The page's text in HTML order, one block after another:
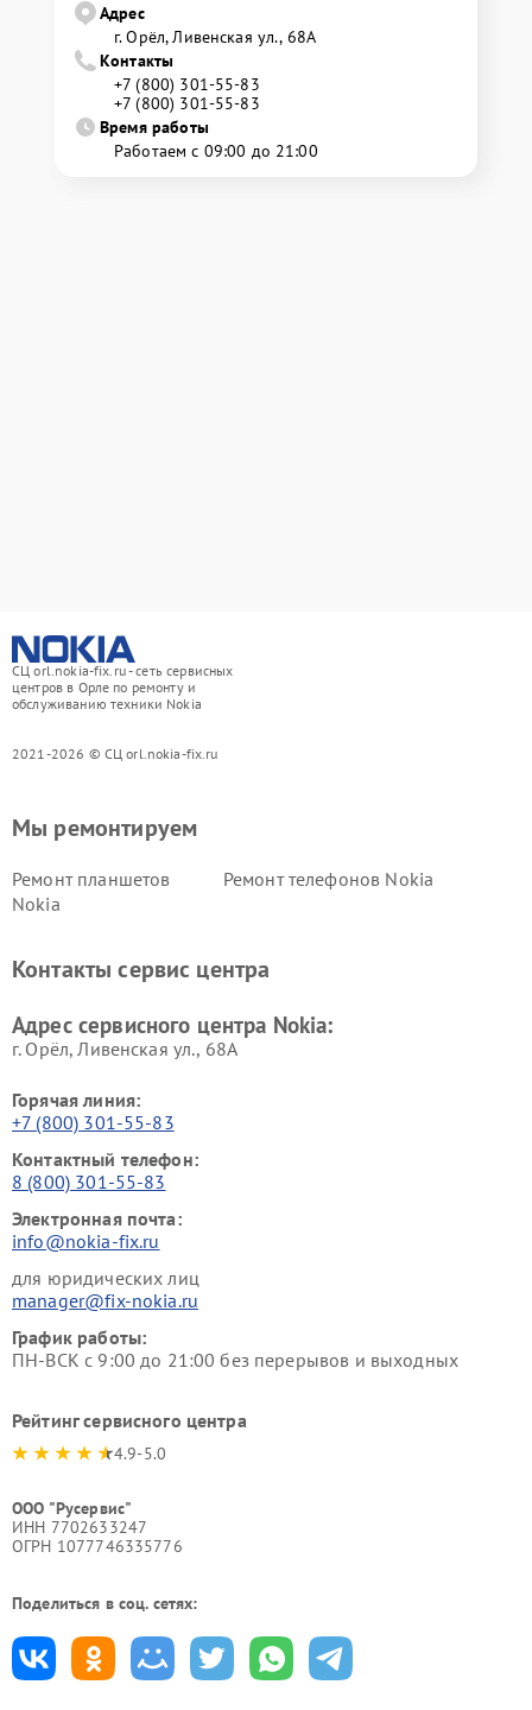
Адрес
г. Орёл, Ливенская ул., 68А
Контакты
+7 (800) 301-55-83
+7 (800) 301-55-83
Время работы
Работаем с 09:00 до 21:00
СЦ orl.nokia-fix.ru - сеть сервисных
центров в Орле по ремонту и
обслуживанию техники Nokia
2021-2026 © СЦ orl.nokia-fix.ru
Мы ремонтируем
Ремонт планшетов
Nokia
Ремонт телефонов Nokia
Контакты сервис центра
Адрес сервисного центра Nokia:
г. Орёл, Ливенская ул., 68А
Горячая линия:
+7 (800) 301-55-83
Контактный телефон:
8 (800) 301-55-83
Электронная почта:
info@nokia-fix.ru
для юридических лиц
manager@fix-nokia.ru
График работы:
ПН-ВСК с 9:00 до 21:00 без перерывов и выходных
Рейтинг сервисного центра
4.9-5.0
ООО "Русервис"
ИНН 7702633247
ОГРН 1077746335776
Поделиться в соц. сетях: